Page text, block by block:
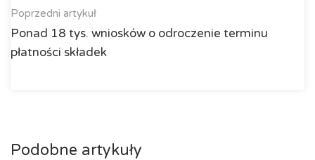
Poprzedni artykuł
Ponad 18 tys. wniosków o odroczenie terminu
płatności składek
Podobne artykuły